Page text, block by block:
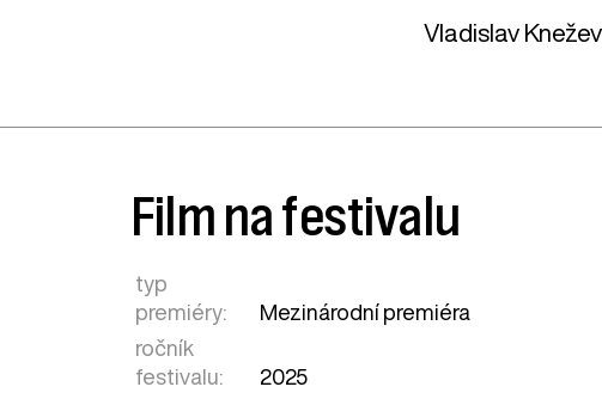
Vladislav
Film na festivalu
typ
premiéry:
Mezinárodní premiéra
ročník
festivalu:
2025